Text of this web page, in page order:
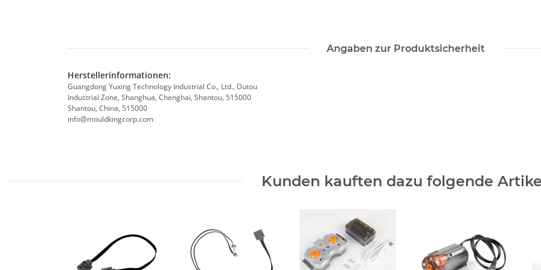
Angaben zur Produktsicherheit
Herstellerinformationen:
Guangdong Yuxing Technology Industrial Co., Ltd., Dutou
Industrial Zone, Shanghua, Chenghai, Shantou, 515000
Shantou, China, 515000
info@mouldkingcorp.com
Kunden kauften dazu folgende